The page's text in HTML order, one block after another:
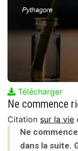
Télécharger
Citation sur la vie
Ne
dans la suite.